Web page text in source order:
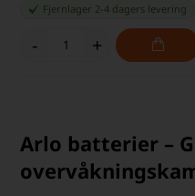
Fjernlager 2-4 dagers levering
- +
Arlo batterier –